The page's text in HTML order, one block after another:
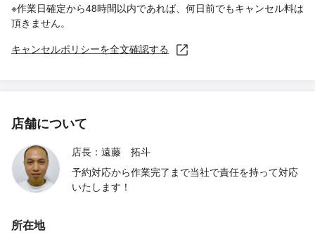
※作業日確定から48時間以内であれば、何日前でもキャンセル料は
頂きません。
キャンセルポリシーを全文確認する
店舗について
店長：遠藤 拓斗
予約対応から作業完了まで当社で責任を持って対応
いたします！
所在地